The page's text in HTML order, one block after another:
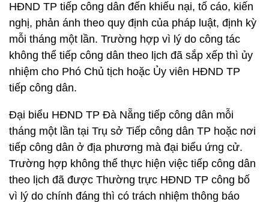
HĐND TP tiếp công dân đến khiếu nại, tố cáo, kiến
nghị, phản ánh theo quy định của pháp luật, định kỳ
mỗi tháng một lần. Trường hợp vì lý do công tác
không thể tiếp công dân theo lịch đã sắp xếp thì ủy
nhiệm cho Phó Chủ tịch hoặc Ủy viên HĐND TP
tiếp công dân.
Đại biểu HĐND TP Đà Nẵng tiếp công dân mỗi
tháng một lần tại Trụ sở Tiếp công dân TP hoặc nơi
tiếp công dân ở địa phương mà đại biểu ứng cử.
Trường hợp không thể thực hiện việc tiếp công dân
theo lịch đã được Thường trực HĐND TP công bố
vì lý do chính đáng thì có trách nhiệm thông báo